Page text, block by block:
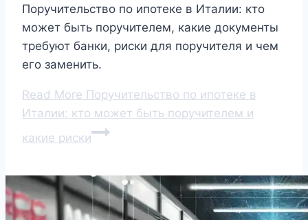
Поручительство по ипотеке в Италии: кто
может быть поручителем, какие документы
требуют банки, риски для поручителя и чем
его заменить.
Read More Поручительство по ипотеке в
Италии: кто может быть поручителем и
какие риски